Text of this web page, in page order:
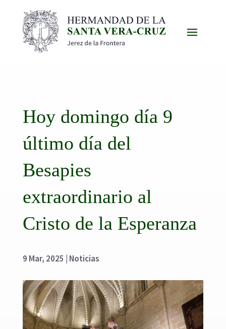
Hoy domingo día 9
último día del
Besapies
extraordinario al
Cristo de la Esperanza
9 Mar, 2025 Noticias